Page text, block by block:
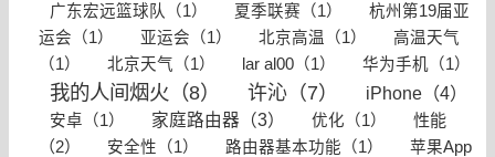
广东宏远篮球队（1）
夏季联赛（1）
杭州第19届亚
运会（1）
亚运会（1） 北京高温（1）
高温天气
（1）
北京天气（1） lar al00（1） 华为手机（1）
我的人间烟火（8） 许沁（7） iPhone（4）
安卓（1） 家庭路由器（3） 优化（1）
性能
（2）
安全性（1） 路由器基本功能（1）
苹果App